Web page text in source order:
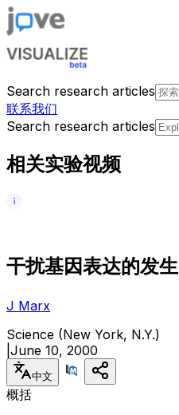
Search research articles
联系我们
Search research articles
相关实验视频
干扰基因表达的发生
J Marx
Science (New York, N.Y.)
June 10, 2000
中文
概括